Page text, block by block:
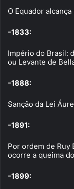
O Equador
-1833:
Império do Brasil:
ou Levante de
-1888:
Sanção da Lei
-1891:
Por ordem de Ruy
ocorre a queima
-1899: